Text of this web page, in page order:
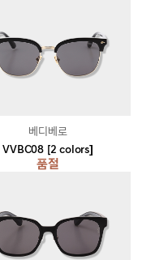
VVBC08 [2 colors]
품절
베디베로